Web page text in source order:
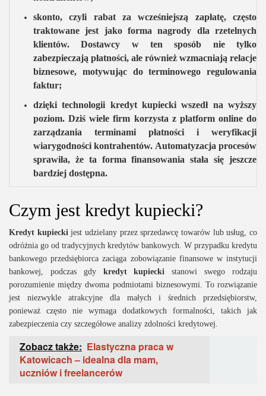
skonto, czyli rabat za wcześniejszą zapłatę, często
traktowane jest jako forma nagrody dla rzetelnych
klientów. Dostawcy w ten sposób nie tylko
zabezpieczają płatności, ale również wzmacniają relacje
biznesowe, motywując do terminowego regulowania
faktur;
dzięki technologii kredyt kupiecki wszedł na wyższy
poziom. Dziś wiele firm korzysta z platform online do
zarządzania terminami płatności i weryfikacji
wiarygodności kontrahentów. Automatyzacja procesów
sprawiła, że ta forma finansowania stała się jeszcze
bardziej dostępna.
Czym jest kredyt kupiecki?
Kredyt kupieckijest udzielany przez sprzedawcę towarów lub usług, co
odróżnia go od tradycyjnych kredytów bankowych. W przypadku kredytu
bankowego przedsiębiorca zaciąga zobowiązanie finansowe w instytucji
bankowej, podczas gdy kredyt kupiecki stanowi swego rodzaju
porozumienie między dwoma podmiotami biznesowymi. To rozwiązanie
jest niezwykle atrakcyjne dla małych i średnich przedsiębiorstw,
ponieważ często nie wymaga dodatkowych formalności, takich jak
zabezpieczenia czy szczegółowe analizy zdolności kredytowej.
Zobacz także: Elastyczna praca w
Katowicach – idealna dla mam,
uczniów i freelancerów